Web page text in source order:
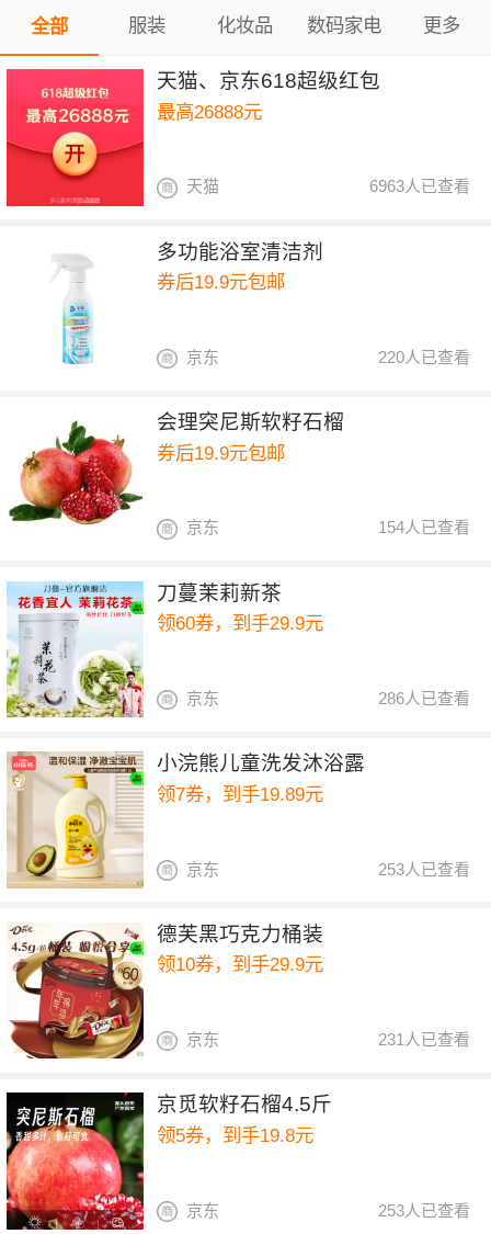
全部 服装 化妆品 数码家电 更多
天猫、京东618超级红包
最高26888元
6963人已查看
天猫
多功能浴室清洁剂
券后19.9元包邮
220人已查看
京东
会理突尼斯软籽石榴
券后19.9元包邮
154人已查看
京东
刀蔓茉莉新茶
领60券，到手29.9元
286人已查看
京东
小浣熊儿童洗发沐浴露
领7券，到手19.89元
253人已查看
京东
德芙黑巧克力桶装
领10券，到手29.9元
231人已查看
京东
京觅软籽石榴4.5斤
领5券，到手19.8元
253人已查看
京东